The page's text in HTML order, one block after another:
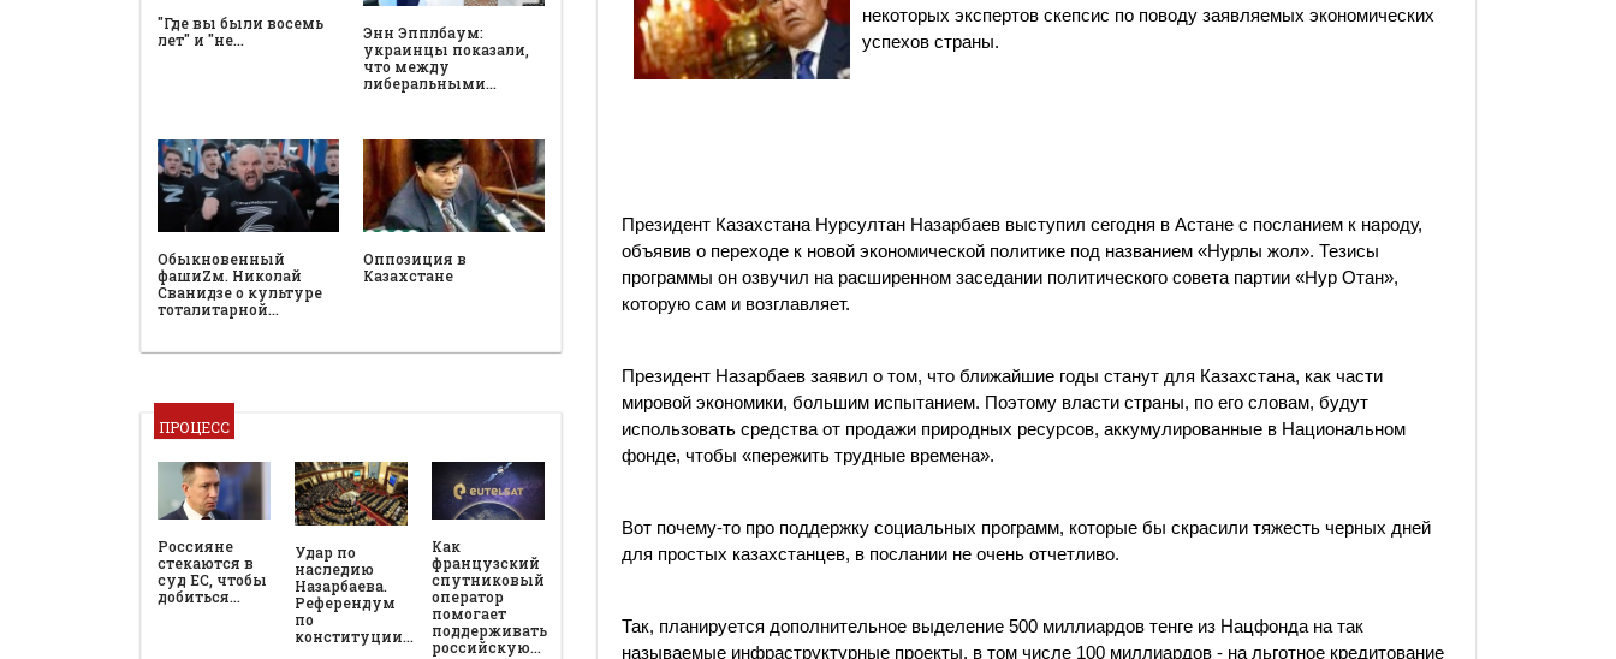
"Где вы были восемь
лет" и "не…
Энн Эпплбаум:
украинцы показали,
что между
либеральными…
Обыкновенный
фашиZм. Николай
Сванидзе о культуре
тоталитарной…
Оппозиция в
Казахстане
ПРОЦЕСС
Россияне
стекаются в
суд ЕС, чтобы
добиться…
Удар по
наследию
Назарбаева.
Референдум
по
конституции…
Как
французский
спутниковый
оператор
помогает
поддерживать
российскую…
некоторых экспертов скепсис по поводу заявляемых экономических
успехов страны.
Президент Казахстана Нурсултан Назарбаев выступил сегодня в Астане с посланием к народу,
объявив о переходе к новой экономической политике под названием «Нурлы жол». Тезисы
программы он озвучил на расширенном заседании политического совета партии «Нур Отан»,
которую сам и возглавляет.
Президент Назарбаев заявил о том, что ближайшие годы станут для Казахстана, как части
мировой экономики, большим испытанием. Поэтому власти страны, по его словам, будут
использовать средства от продажи природных ресурсов, аккумулированные в Национальном
фонде, чтобы «пережить трудные времена».
Вот почему-то про поддержку социальных программ, которые бы скрасили тяжесть черных дней
для простых казахстанцев, в послании не очень отчетливо.
​​Так, планируется дополнительное выделение 500 миллиардов тенге из Нацфонда на так
называемые инфраструктурные проекты, в том числе 100 миллиардов - на льготное кредитование